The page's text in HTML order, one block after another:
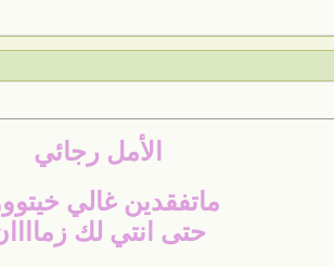
الأمل رجائي
ماتفقدين غالي
حتى انتي لك